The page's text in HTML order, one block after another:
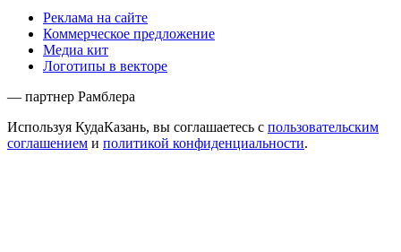
Реклама на сайте
Коммерческое предложение
Медиа кит
Логотипы в векторе
— партнер Рамблера
Используя КудаКазань, вы соглашаетесь с пользовательским
соглашением и политикой конфиденциальности.